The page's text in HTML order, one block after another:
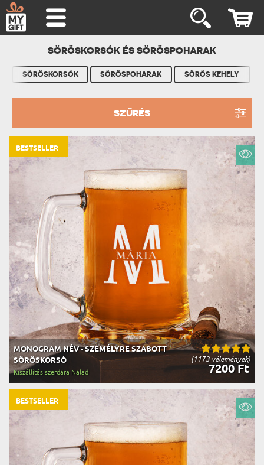
SÖRÖSKORSÓK ÉS SÖRÖSPOHARAK
SÖRÖSKORSÓK SÖRÖSPOHARAK SÖRÖS KEHELY
SZŰRÉS
(1173 vélemények)
MONOGRAM NÉV - SZEMÉLYRE SZABOTT
SÖRÖSKORSÓ
7200 Ft
Kiszállítás szerdára Nálad
BESTSELLER
BESTSELLER